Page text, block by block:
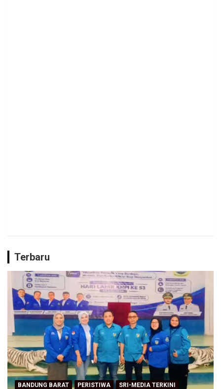
Terbaru
BANDUNG BARAT PERISTIWA SRI-MEDIA TERKINI